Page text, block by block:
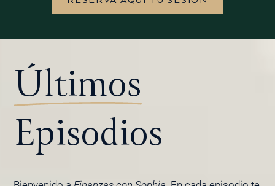
Últimos
Episodios